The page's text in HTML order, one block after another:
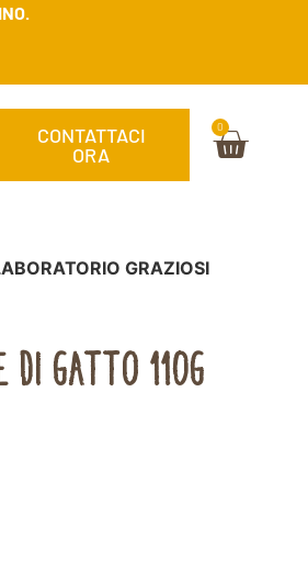
CONTATTACI
ORA
0
GRAZIOSI
DI GATTO 110G